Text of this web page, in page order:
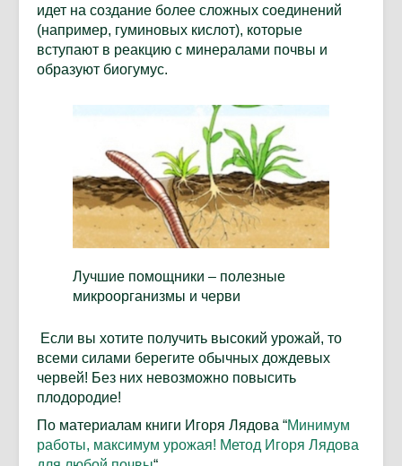
идет на создание более сложных соединений
(например, гуминовых кислот), которые
вступают в реакцию с минералами почвы и
образуют биогумус.
Лучшие помощники – полезные
микроорганизмы и черви
Если вы хотите получить высокий урожай, то
всеми силами берегите обычных дождевых
червей! Без них невозможно повысить
плодородие!
По материалам книги Игоря Лядова “Минимум
работы, максимум урожая! Метод Игоря Лядова